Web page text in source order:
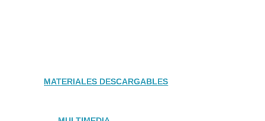
MATERIALES DESCARGABLES